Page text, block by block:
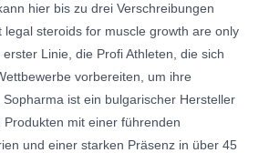
hier bis zu drei Verschreibungen
legal steroids for muscle growth are only
Linie, die Profi Athleten, die sich
vorbereiten, um ihre
ist ein bulgarischer Hersteller
mit einer führenden
und einer starken Präsenz in über 45